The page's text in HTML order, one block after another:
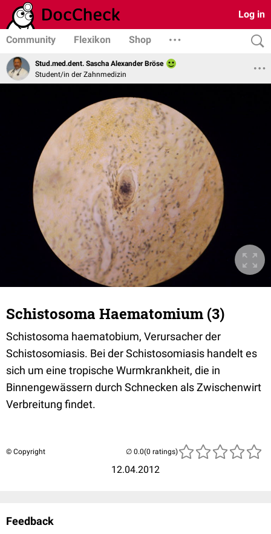
Log in
Community Flexikon Shop
Stud.med.dent. Sascha Alexander Bröse
Student/in der Zahnmedizin
Schistosoma Haematomium (3)
Schistosoma haematobium, Verursacher der
Schistosomiasis. Bei der Schistosomiasis handelt es
sich um eine tropische Wurmkrankheit, die in
Binnengewässern durch Schnecken als Zwischenwirt
Verbreitung findet.
© Copyright
12.04.2012
(0 ratings)
Feedback